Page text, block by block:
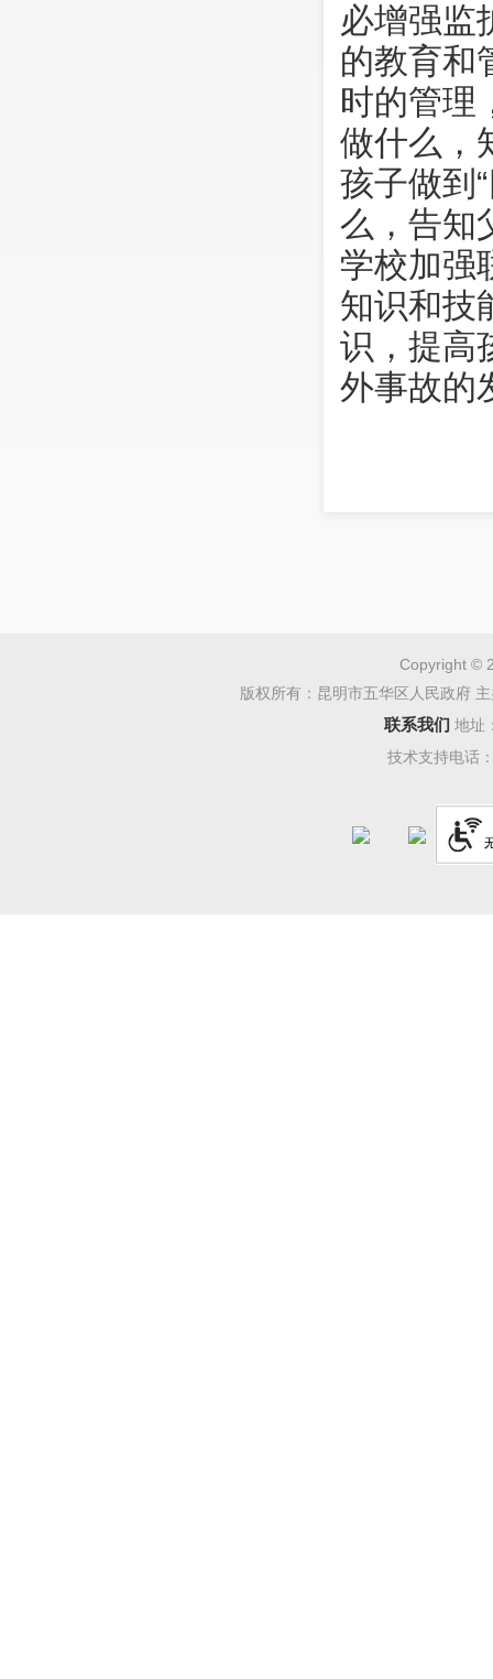
必增强监
的教育和
时的管理
做什么，
孩子做到
么，告知
学校加强
知识和技
识，提高
外事故的
校、幼儿
可燃外
垛等地
爆竹。
爆竹。
Copyright ©
版权所有：昆明市五华区人民政府
联系我们 地址
技术支持电话